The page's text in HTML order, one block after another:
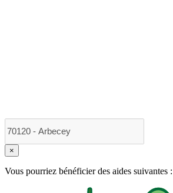
×
Vous pourriez bénéficier des aides suivantes :